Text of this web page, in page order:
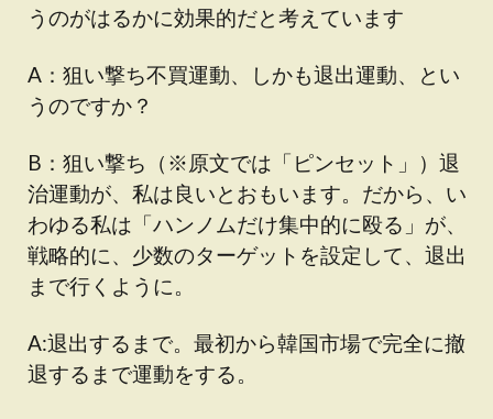
うのがはるかに効果的だと考えています
A：狙い撃ち不買運動、しかも退出運動、とい
うのですか？
B：狙い撃ち（※原文では「ピンセット」）退
治運動が、私は良いとおもいます。だから、い
わゆる私は「ハンノムだけ集中的に殴る」が、
戦略的に、少数のターゲットを設定して、退出
まで行くように。
A:退出するまで。最初から韓国市場で完全に撤
退するまで運動をする。